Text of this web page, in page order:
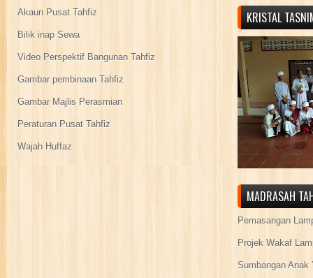
Akaun Pusat Tahfiz
Bilik inap Sewa
Video Perspektif Bangunan Tahfiz
Gambar pembinaan Tahfiz
Gambar Majlis Perasmian
Peraturan Pusat Tahfiz
Wajah Huffaz
KRISTAL
MADRASAH
Pemasangan
Projek Wakaf
Sumbangan Anak